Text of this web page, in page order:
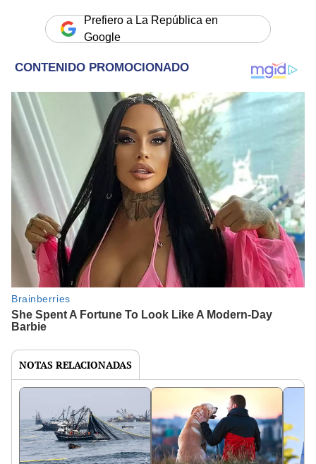
Prefiero a La República en
Google
NOTAS RELACIONADAS